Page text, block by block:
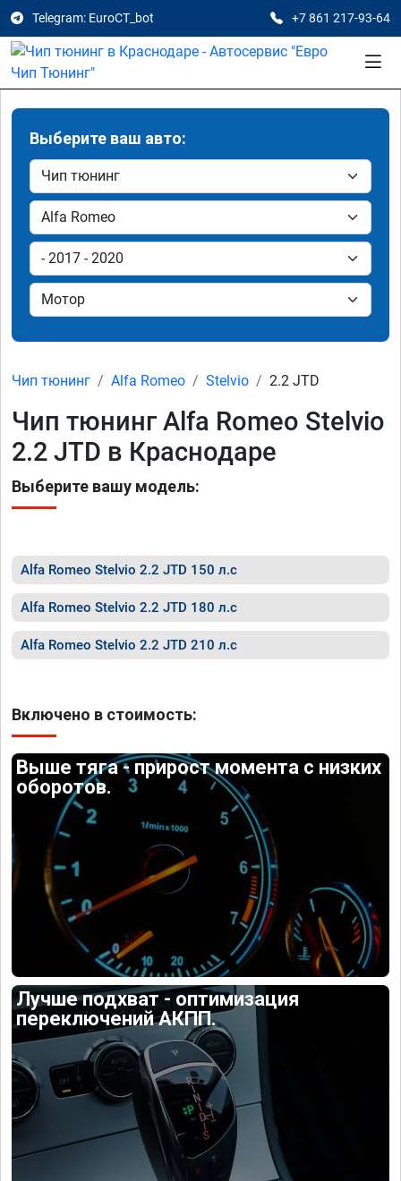
Telegram: EuroCT_bot +7 861 217-93-64
Выберите ваш авто:
Чип тюнинг Alfa Romeo Stelvio 2.2 JTD
Чип тюнинг Alfa Romeo Stelvio
2.2 JTD в Краснодаре
Выберите вашу модель:
Alfa Romeo Stelvio 2.2 JTD 150 л.с
Alfa Romeo Stelvio 2.2 JTD 180 л.с
Alfa Romeo Stelvio 2.2 JTD 210 л.с
Включено в стоимость:
Выше тяга - прирост момента с низких
оборотов.
Лучше подхват - оптимизация
переключений АКПП.